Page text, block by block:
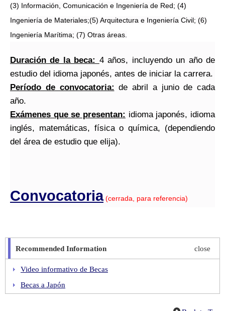
(3) Información, Comunicación e Ingeniería de Red; (4)
Ingeniería de Materiales;(5) Arquitectura e Ingeniería Civil; (6)
Ingeniería Marítima; (7) Otras áreas.
Duración de la beca: 4 años, incluyendo un año de
estudio del idioma japonés, antes de iniciar la carrera.
Período de convocatoria: de abril a junio de cada
año.
Exámenes que se presentan: idioma japonés, idioma
inglés, matemáticas, física o química, (dependiendo
del área de estudio que elija).
Convocatoria (cerrada, para referencia)
Recommended Information close
Video informativo de Becas
Becas a Japón